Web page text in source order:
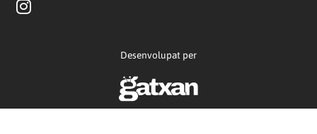
Desenvolupat per